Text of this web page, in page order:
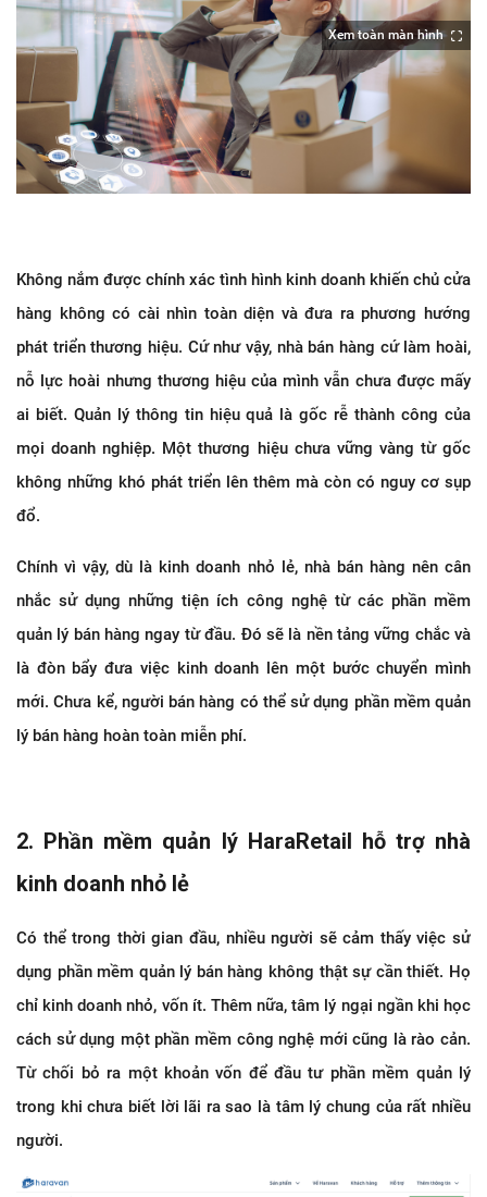
Xem toàn màn hình
Không nắm được chính xác tình hình kinh doanh khiến chủ cửa
hàng không có cài nhìn toàn diện và đưa ra phương hướng
phát triển thương hiệu. Cứ như vậy, nhà bán hàng cứ làm hoài,
nỗ lực hoài nhưng thương hiệu của mình vẫn chưa được mấy
ai biết. Quản lý thông tin hiệu quả là gốc rễ thành công của
mọi doanh nghiệp. Một thương hiệu chưa vững vàng từ gốc
không những khó phát triển lên thêm mà còn có nguy cơ sụp
đổ.
Chính vì vậy, dù là kinh doanh nhỏ lẻ, nhà bán hàng nên cân
nhắc sử dụng những tiện ích công nghệ từ các phần mềm
quản lý bán hàng ngay từ đầu. Đó sẽ là nền tảng vững chắc và
là đòn bẩy đưa việc kinh doanh lên một bước chuyển mình
mới. Chưa kể, người bán hàng có thể sử dụng phần mềm quản
lý bán hàng hoàn toàn miễn phí.
2. Phần mềm quản lý HaraRetail hỗ trợ nhà
kinh doanh nhỏ lẻ
Có thể trong thời gian đầu, nhiều người sẽ cảm thấy việc sử
dụng phần mềm quản lý bán hàng không thật sự cần thiết. Họ
chỉ kinh doanh nhỏ, vốn ít. Thêm nữa, tâm lý ngại ngần khi học
cách sử dụng một phần mềm công nghệ mới cũng là rào cản.
Từ chối bỏ ra một khoản vốn để đầu tư phần mềm quản lý
trong khi chưa biết lời lãi ra sao là tâm lý chung của rất nhiều
người.